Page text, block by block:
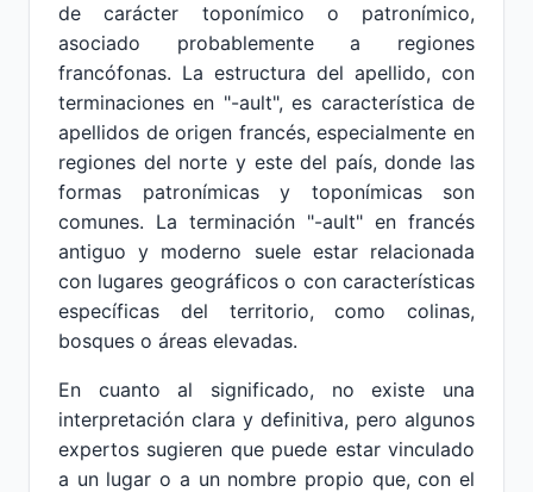
de carácter toponímico o patronímico,
asociado probablemente a regiones
francófonas. La estructura del apellido, con
terminaciones en "-ault", es característica de
apellidos de origen francés, especialmente en
regiones del norte y este del país, donde las
formas patronímicas y toponímicas son
comunes. La terminación "-ault" en francés
antiguo y moderno suele estar relacionada
con lugares geográficos o con características
específicas del territorio, como colinas,
bosques o áreas elevadas.
En cuanto al significado, no existe una
interpretación clara y definitiva, pero algunos
expertos sugieren que puede estar vinculado
a un lugar o a un nombre propio que, con el